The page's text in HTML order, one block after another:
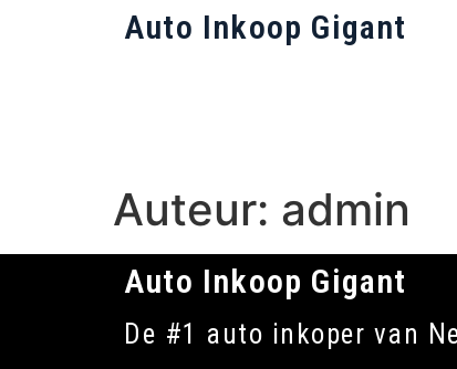
Auto Inkoop Gigant
Auteur: admin
Auto Inkoop Gigant
De #1 auto inkoper van